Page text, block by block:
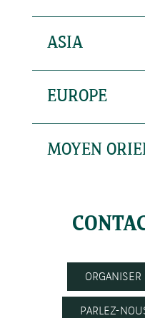
ASIA
EUROPE
MOYEN
PARLEZ-